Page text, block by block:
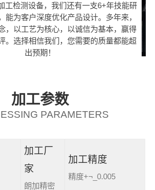
工检测设备，我们还有一支6+年技能研
能为客户深度优化产品设计。多年来，
，以工艺为核心，以诚信为基本，赢得
。选择相信我们，您需要的质量都能超
出预期！
加工参数
PARAMETERS
加工厂
家
朗加精密
加工精度
精度+¬_0.005